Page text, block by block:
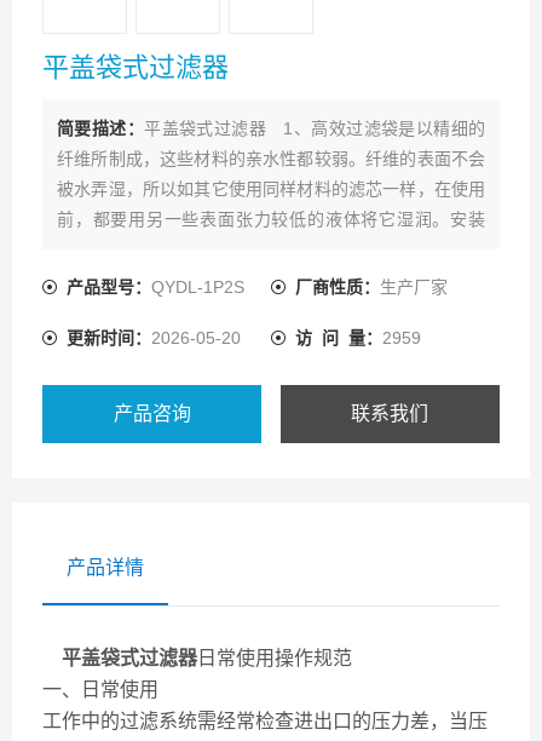
平盖袋式过滤器
简要描述：平盖袋式过滤器 1、高效过滤袋是以精细的
纤维所制成，这些材料的亲水性都较弱。纤维的表面不会
被水弄湿，所以如其它使用同样材料的滤芯一样，在使用
前，都要用另一些表面张力较低的液体将它湿润。安装
钟。
产品型号： QYDL-1P2S 厂商性质： 生产厂家
更新时间： 2026-05-20 访 问 量： 2959
产品咨询 联系我们
产品详情
平盖袋式过滤器日常使用操作规范
一、日常使用
工作中的过滤系统需经常检查进出口的压力差，当压